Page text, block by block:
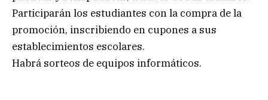
Participarán los estudiantes con la compra de la
promoción, inscribiendo en cupones a sus
establecimientos escolares.
Habrá sorteos de equipos informáticos.